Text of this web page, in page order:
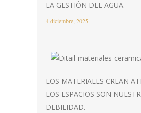
LA GESTIÓN DEL AGUA.
4 diciembre, 2025
LOS MATERIALES CREAN
LOS ESPACIOS SON
DEBILIDAD.